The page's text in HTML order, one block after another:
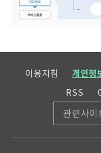
이용지침 개인정
RSS
관련사이